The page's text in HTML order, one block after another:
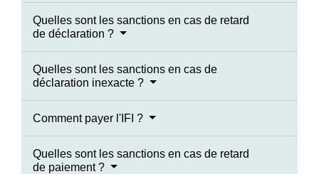
Quelles sont les sanctions en cas de retard
de déclaration ?
Quelles sont les sanctions en cas de
déclaration inexacte ?
Comment payer l'IFI ?
Quelles sont les sanctions en cas de retard
de paiement ?